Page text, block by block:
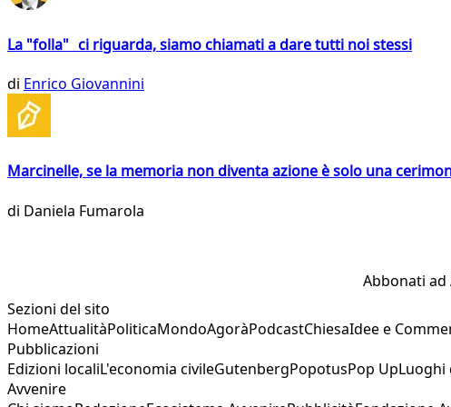
La "folla" ci riguarda, siamo chiamati a dare tutti noi stessi
di Enrico Giovannini
Marcinelle, se la memoria non diventa azione è solo una
di Daniela Fumarola
Abbonati ad
Sezioni del sito
HomeAttualitàPoliticaMondoAgoràPodcastChiesaIdee e
Pubblicazioni
Edizioni localiL'economia civileGutenbergPopotusPop Up
Avvenire